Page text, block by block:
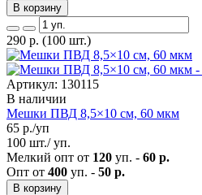
В корзину
290 р. (100 шт.)
Артикул: 130115
В наличии
Мешки ПВД 8,5×10 см, 60 мкм
65 р./уп
100 шт./ уп.
Мелкий опт от 120 уп. - 60 р.
Опт от 400 уп. - 50 р.
В корзину